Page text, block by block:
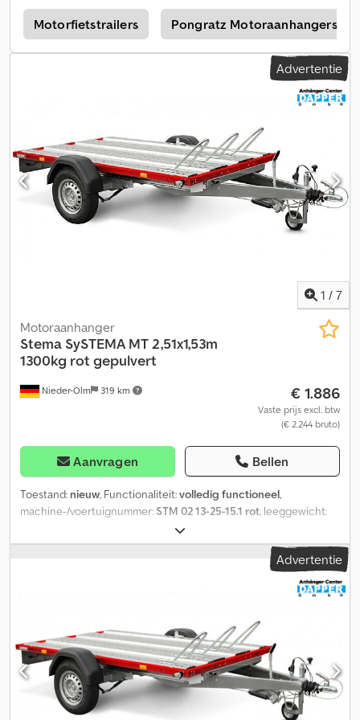
Kantelbaar laadvlak - Drie wielgoten met voorwielbeugels -
Voorwielbeugels zijn verplaatsbaar Verlichtingsinstallaties -
Moderne multifunctionele verlichting - Met mistachterlicht - 7-
polige stekker Wielen en assen - Robuuste rubbergeveerde as -
Slagvaste kunststof spatborden Zorg- en vastzetmogelijkheden -
Talrijke sjorpunten Dwodpfx Akeh Ewxiocsa Documenten en
vrachtkosten - Vrachtkosten naar ons reeds inbegrepen -
Inclusief kentekenbewijs deel II - Inclusief COC-document (EG-
conformiteitsverklaring) - Geen verdere ongewenste kosten -
Afgekeurde lastverlaging mogelijk tegen meerprijs (uitsluitend
TÜV-kosten) Meer aanbiedingen en informatie vindt u op onze
homepage. Deze mag ik niet direct linken, dus typ eenvoudig
"Dapper Anhänger" in uw zoekmachine. Foto's kunnen optionele
accessoires tonen. Wijzigingen, fouten en tussentijdse verkoop
Motorfietstrailers Pongratz Motoraanhangers /
Advertentie
1 / 7
Nieder-Olm 319 km
Motoraanhanger
Stema SySTEMA MT 2,51x1,53m
1300kg rot gepulvert
€ 1.886
Vaste prijs excl. btw
(€ 2.244 bruto)
Aanvragen Bellen
Toestand: nieuw, Functionaliteit:volledig functioneel,
machine-/voertuignummer:STM 02 13-25-15.1 rot , leeggewicht:
957 kg
asconfiguratie:1 as, laadruimte lengte:2.510 mm,
, Zijwand, reling en meer -
Zijwanden, reling en zeilen kunnen achteraf gemonteerd worden
Oprijramen en -goten - Geïntegreerde opnamegoot voor een
met zijdelingse afrijbeveiliging Chassis en frame - Met gekleurde
poedercoating, kras- en weerbestendig - Kogelkoppeling met
veiligheidssignalering - Optimale wegligging door testbaangetest
chassis met STEMA veiligheids-V-dissel - Kogelkoppeling met
veiligheidssignalering - Gedeeltelijk thermisch verzinkt -
Geschroefd chassis - Steunwiel Laadoppervlak en bodemplaat -
Advertentie